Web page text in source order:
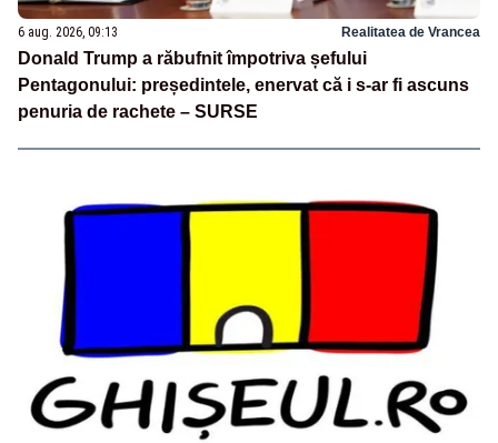
6 aug. 2026, 09:13 Realitatea de Vrancea
Donald Trump a răbufnit împotriva șefului
Pentagonului: președintele, enervat că i s-ar fi ascuns
penuria de rachete – SURSE